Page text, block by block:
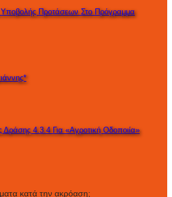
Προτάσεων Στο Πρόγραμμα
4.3.4 Για «Αγροτική Οδοποιία»
κατά την ακρόαση;